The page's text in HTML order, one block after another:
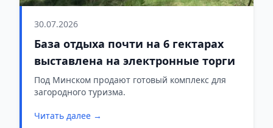
30.07.2026
База отдыха почти на 6 гектарах
выставлена на электронные торги
Под Минском продают готовый комплекс для
загородного туризма.
Читать далее →